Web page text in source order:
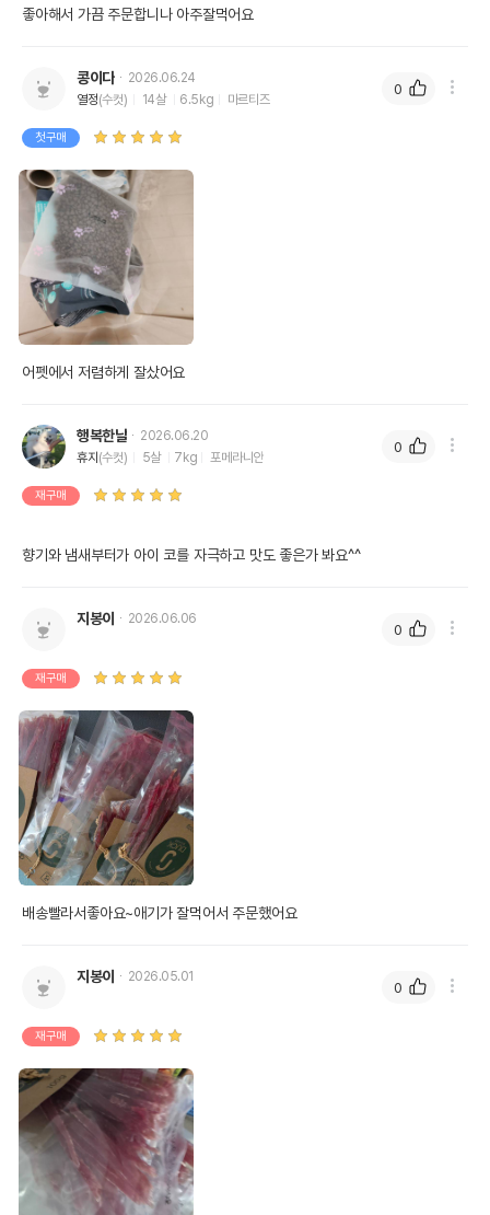
좋아해서 가끔 주문합니나 아주잘먹어요
콩이다
2026.06.24
열정(수컷) 14살 6.5kg 마르티즈
첫구매
어펫에서 저렴하게 잘샀어요
0
행복한날
2026.06.20
휴지 (수컷) 5살 7kg 포메라니안
재구매
향기와 냄새부터가 아이 코를 자극하고 맛도 좋은가 봐요^^
0
지봉이 2026.06.06
재구매
배송빨라서좋아요~애기가 잘먹어서 주문했어요
0
지봉이 2026.05.01
재구매
0